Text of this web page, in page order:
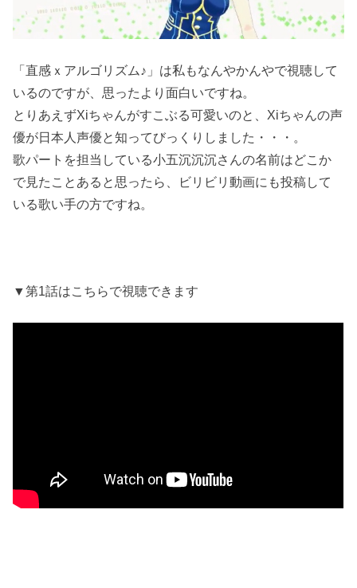
「直感ｘアルゴリズム♪」は私もなんやかんやで視聴して
いるのですが、思ったより面白いですね。
とりあえずXiちゃんがすこぶる可愛いのと、Xiちゃんの声
優が日本人声優と知ってびっくりしました・・・。
歌パートを担当している小五沉沉沉さんの名前はどこか
で見たことあると思ったら、ビリビリ動画にも投稿して
いる歌い手の方ですね。
▼第1話はこちらで視聴できます